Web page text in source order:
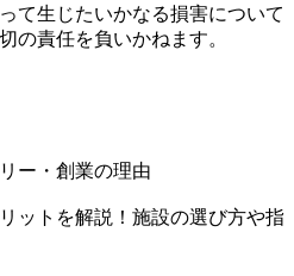
て生じたいかなる損害について
の責任を負いかねます。
ー・創業の理由
ットを解説！施設の選び方や指